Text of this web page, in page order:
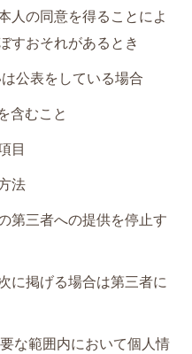
人の同意を得ることによ
すおそれがあるとき
公表をしている場合
含むこと
目
法
第三者への提供を停止す
に掲げる場合は第三者に
な範囲内において個人情